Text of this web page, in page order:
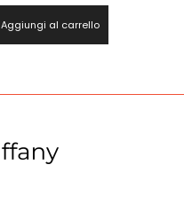
Aggiungi al carrello